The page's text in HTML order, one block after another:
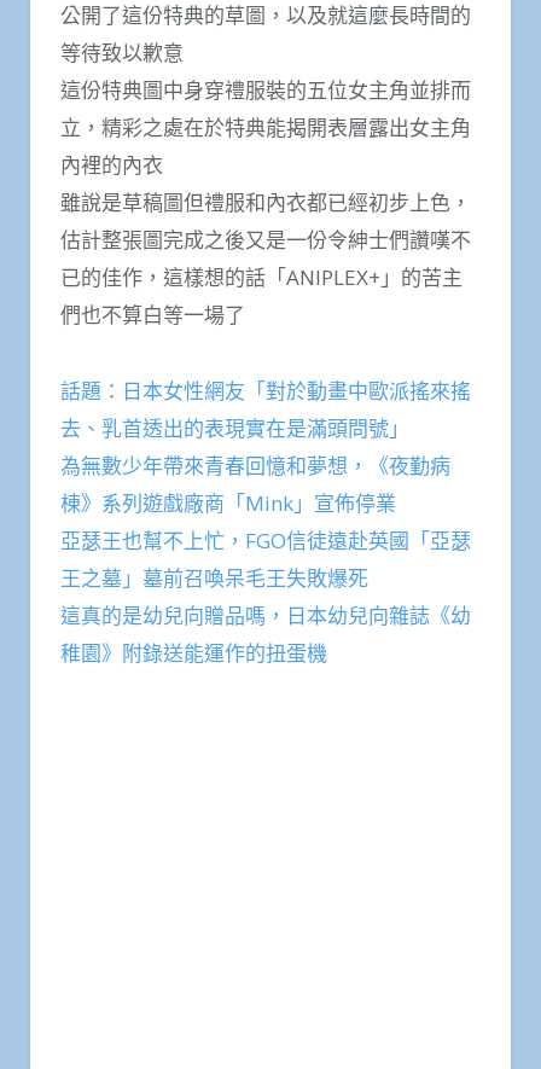
公開了這份特典的草圖，以及就這麼長時間的
等待致以歉意
這份特典圖中身穿禮服裝的五位女主角並排而
立，精彩之處在於特典能揭開表層露出女主角
內裡的內衣
雖說是草稿圖但禮服和內衣都已經初步上色，
估計整張圖完成之後又是一份令紳士們讚嘆不
已的佳作，這樣想的話「ANIPLEX+」的苦主
們也不算白等一場了
話題：日本女性網友「對於動畫中歐派搖來搖
去、乳首透出的表現實在是滿頭問號」
為無數少年帶來青春回憶和夢想，《夜勤病
棟》系列遊戲廠商「Mink」宣佈停業
亞瑟王也幫不上忙，FGO信徒遠赴英國「亞瑟
王之墓」墓前召喚呆毛王失敗爆死
這真的是幼兒向贈品嗎，日本幼兒向雜誌《幼
稚園》附錄送能運作的扭蛋機